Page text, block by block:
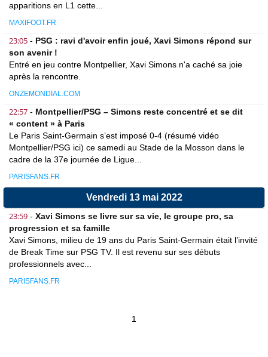
apparitions en L1 cette...
MAXIFOOT.FR
23:05 - PSG : ravi d'avoir enfin joué, Xavi Simons répond sur
son avenir !
Entré en jeu contre Montpellier, Xavi Simons n'a caché sa joie
après la rencontre.
ONZEMONDIAL.COM
22:57 - Montpellier/PSG – Simons reste concentré et se dit
« content » à Paris
Le Paris Saint-Germain s’est imposé 0-4 (résumé vidéo
Montpellier/PSG ici) ce samedi au Stade de la Mosson dans le
cadre de la 37e journée de Ligue...
PARISFANS.FR
Vendredi 13 mai 2022
23:59 - Xavi Simons se livre sur sa vie, le groupe pro, sa
progression et sa famille
Xavi Simons, milieu de 19 ans du Paris Saint-Germain était l’invité
de Break Time sur PSG TV. Il est revenu sur ses débuts
professionnels avec...
PARISFANS.FR
1